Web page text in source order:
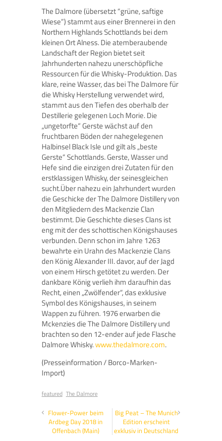
The Dalmore (übersetzt “grüne, saftige
Wiese”) stammt aus einer Brennerei in den
Northern Highlands Schottlands bei dem
kleinen Ort Alness. Die atemberaubende
Landschaft der Region bietet seit
Jahrhunderten nahezu unerschöpfliche
Ressourcen für die Whisky-Produktion. Das
klare, reine Wasser, das bei The Dalmore für
die Whisky Herstellung verwendet wird,
stammt aus den Tiefen des oberhalb der
Destillerie gelegenen Loch Morie. Die
„ungetorfte“ Gerste wächst auf den
fruchtbaren Böden der nahegelegenen
Halbinsel Black Isle und gilt als „beste
Gerste“ Schottlands. Gerste, Wasser und
Hefe sind die einzigen drei Zutaten für den
erstklassigen Whisky, der seinesgleichen
sucht.Über nahezu ein Jahrhundert wurden
die Geschicke der The Dalmore Distillery von
den Mitgliedern des Mackenzie Clan
bestimmt. Die Geschichte dieses Clans ist
eng mit der des schottischen Königshauses
verbunden. Denn schon im Jahre 1263
bewahrte ein Urahn des Mackenzie Clans
den König Alexander III. davor, auf der Jagd
von einem Hirsch getötet zu werden. Der
dankbare König verlieh ihm daraufhin das
Recht, einen „Zwölfender“, das exklusive
Symbol des Königshauses, in seinem
Wappen zu führen. 1976 erwarben die
Mckenzies die The Dalmore Distillery und
brachten so den 12-ender auf jede Flasche
Dalmore Whisky.www.thedalmore.com.
(Presseinformation / Borco-Marken-
Import)
featured The Dalmore
Flower-Power beim
Ardbeg Day 2018 in
Offenbach (Main)
Big Peat – The Munich
Edition erscheint
exklusiv in Deutschland